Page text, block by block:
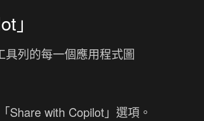
」
列的每一個應用程式圖
Share with Copilot」選項。